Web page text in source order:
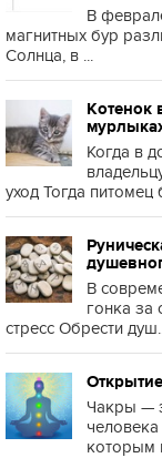
В
магнитных бур
Солнца, в ...
Котенок
Когда в
уход Тогда питомец
В
гонка за
стресс Обрести
Чакры —
которым